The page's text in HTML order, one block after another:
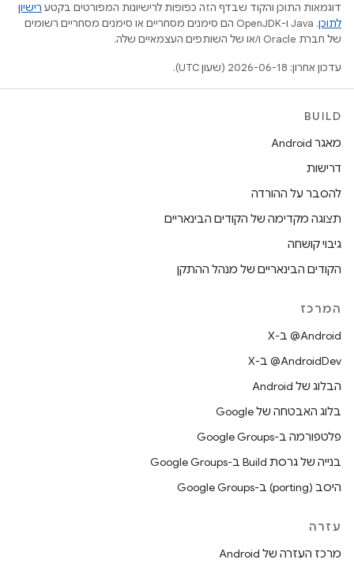
דוגמאות התוכן והקוד שבדף הזה כפופות לרישיונות המפורטים בקטע רישיון
לתוכן
.‏ Java ו-OpenJDK הם סימנים מסחריים או סימנים מסחריים רשומים
של חברת Oracle ו/או של השותפים העצמאיים שלה.
עדכון אחרון: 2026-06-18 (שעון UTC).
BUILD
מאגר Android
דרישות
להסבר על ההורדה
תצוגה מקדימה של הקודים הבינאריים
גיבוי קושחה
הקודים הבינאריים של מנהל ההתקן
המרכז
‫‎@Android ב-X
‫‎@AndroidDev ב-X
הבלוג של Android
בלוג האבטחה של Google
פלטפורמה ב-Google Groups
בנייה של גרסת Build ב-Google Groups
היסב (porting) ב-Google Groups
עזרה
מרכז העזרה של Android